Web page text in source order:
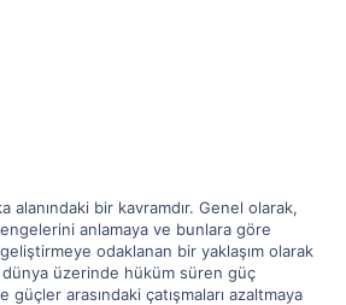
alanındaki bir kavramdır. Genel olarak,
anlamaya ve bunlara göre
odaklanan bir yaklaşım olarak
dünya üzerinde hüküm süren güç
arasındaki çatışmaları azaltmaya